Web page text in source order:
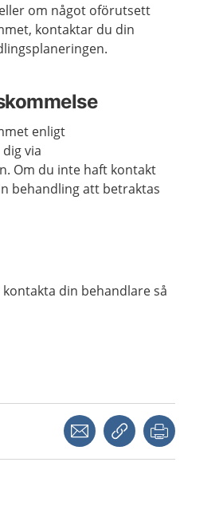
om något oförutsett
kontaktar du din
enligt
via
Om du inte haft kontakt
behandling att betraktas
din behandlare så
Dela via mejlKopiera länk